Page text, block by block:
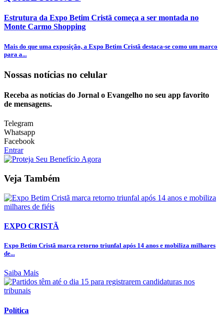
Estrutura da Expo Betim Cristã começa a ser montada no
Monte Carmo Shopping
Mais do que uma exposição, a Expo Betim Cristã destaca-se como um marco
para a...
Nossas notícias no celular
Receba as notícias do Jornal o Evangelho no seu app favorito
de mensagens.
Telegram
Whatsapp
Facebook
Entrar
Veja Também
EXPO CRISTÃ
Expo Betim Cristã marca retorno triunfal após 14 anos e mobiliza milhares
de...
Saiba Mais
Política